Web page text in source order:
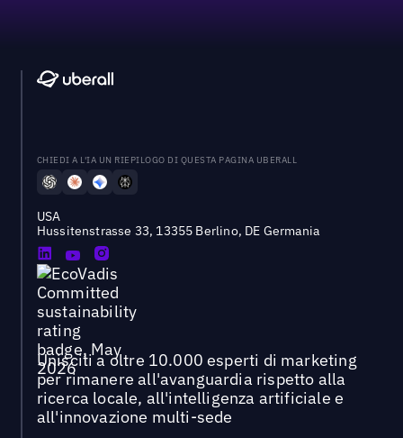
CHIEDI A L'IA UN RIEPILOGO DI QUESTA PAGINA UBERALL
USA
Hussitenstrasse 33, 13355 Berlino, DE Germania
Unisciti a oltre 10.000 esperti di marketing
per rimanere all'avanguardia rispetto alla
ricerca locale, all'intelligenza artificiale e
all'innovazione multi-sede